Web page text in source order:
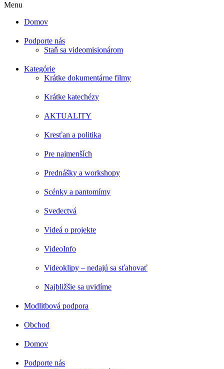
Menu
Domov
Podporte nás
Staň sa videomisionárom
Kategórie
Krátke dokumentárne filmy
Krátke katechézy
AKTUALITY
Kresťan a politika
Pre najmenších
Prednášky a workshopy
Scénky a pantomímy
Svedectvá
Videá o projekte
VideoInfo
Videoklipy – nedajú sa sťahovať
Najbližšie sa uvidíme
Modlitbová podpora
Obchod
Domov
Podporte nás